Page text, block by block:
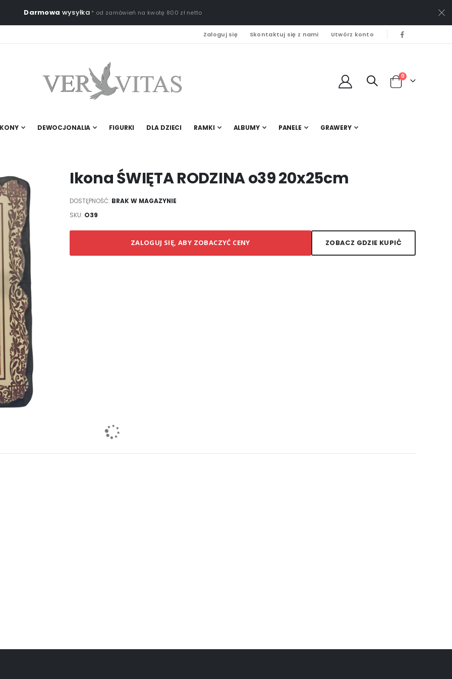
Darmowa wysyłka * od zamówień na kwotę 800 zł netto
Zaloguj się Skontaktuj się z nami Utwórz konto
Cart
0
DEWOCJONALIA FIGURKI DLA DZIECI RAMKI ALBUMY PANELE GRAWERY
Ikona ŚWIĘTA RODZINA o39 20x25cm
DOSTĘPNOŚĆ: BRAK W MAGAZYNIE
SKU O39
ZALOGUJ SIĘ, ABY ZOBACZYĆ CENY ZOBACZ GDZIE KUPIĆ
woda, nie zaleca się stosowania środków chemicznych.